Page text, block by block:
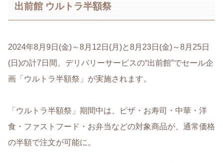
出前館 ウルトラ半額祭
2024年8月9日(金)～8月12日(月)と8月23日(金)～8月25日
(日)の計7日間、デリバリーサービスの“出前館”でセール企
画「ウルトラ半額祭」が実施されます。
「ウルトラ半額祭」期間中は、ピザ・お寿司・中華・洋
食・ファストフード・お弁当などの対象商品が、通常価格
の半額で注文が可能に。